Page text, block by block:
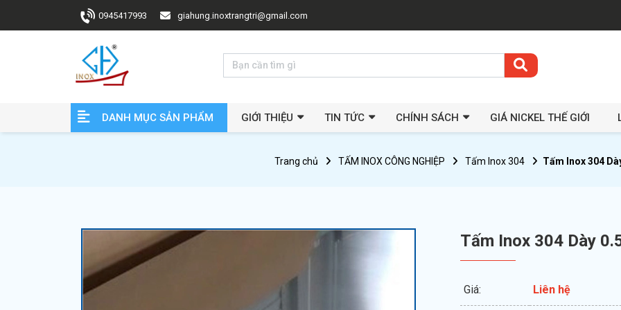
0945417993 giahung.inoxtrangtri@gmail.com
DANH MỤC SẢN PHẨM GIỚI THIỆU TIN TỨC CHÍNH SÁCH GIÁ NICKEL THẾ GIỚI
Trang chủ TẤM INOX CÔNG NGHIỆP Tấm Inox 304 Tấm Inox 304
Tấm Inox 304 Dày
Giá: Liên hệ